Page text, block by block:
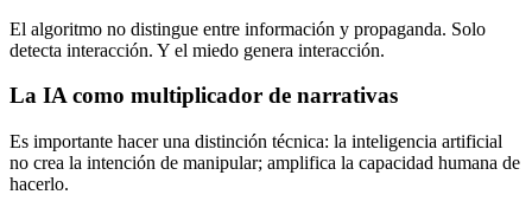
El algoritmo no distingue entre información y propaganda. Solo
detecta interacción. Y el miedo genera interacción.
La IA como multiplicador de narrativas
Es importante hacer una distinción técnica: la inteligencia artificial
no crea la intención de manipular; amplifica la capacidad humana de
hacerlo.